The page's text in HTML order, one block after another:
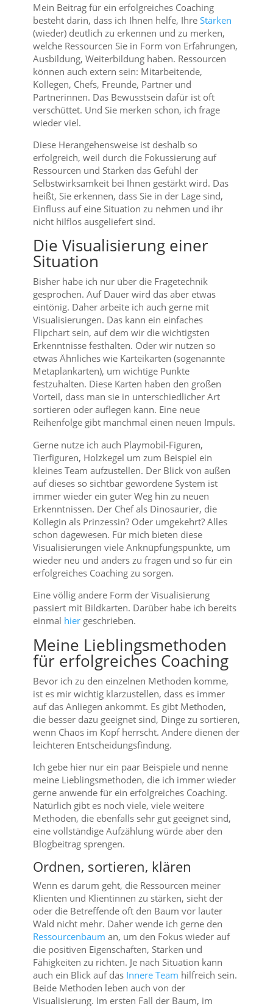
Mein Beitrag für ein erfolgreiches Coaching
besteht darin, dass ich Ihnen helfe, IhreStärken
(wieder) deutlich zu erkennen und zu merken,
welche Ressourcen Sie in Form von Erfahrungen,
Ausbildung, Weiterbildung haben. Ressourcen
können auch extern sein: Mitarbeitende,
Kollegen, Chefs, Freunde, Partner und
Partnerinnen. Das Bewusstsein dafür ist oft
verschüttet. Und Sie merken schon, ich frage
wieder viel.
Diese Herangehensweise ist deshalb so
erfolgreich, weil durch die Fokussierung auf
Ressourcen und Stärken das Gefühl der
Selbstwirksamkeit bei Ihnen gestärkt wird. Das
heißt, Sie erkennen, dass Sie in der Lage sind,
Einfluss auf eine Situation zu nehmen und ihr
nicht hilflos ausgeliefert sind.
Die Visualisierung einer
Situation
Bisher habe ich nur über die Fragetechnik
gesprochen. Auf Dauer wird das aber etwas
eintönig. Daher arbeite ich auch gerne mit
Visualisierungen. Das kann ein einfaches
Flipchart sein, auf dem wir die wichtigsten
Erkenntnisse festhalten. Oder wir nutzen so
etwas Ähnliches wie Karteikarten (sogenannte
Metaplankarten), um wichtige Punkte
festzuhalten. Diese Karten haben den großen
Vorteil, dass man sie in unterschiedlicher Art
sortieren oder auflegen kann. Eine neue
Reihenfolge gibt manchmal einen neuen Impuls.
Gerne nutze ich auch Playmobil-Figuren,
Tierfiguren, Holzkegel um zum Beispiel ein
kleines Team aufzustellen. Der Blick von außen
auf dieses so sichtbar gewordene System ist
immer wieder ein guter Weg hin zu neuen
Erkenntnissen. Der Chef als Dinosaurier, die
Kollegin als Prinzessin? Oder umgekehrt? Alles
schon dagewesen. Für mich bieten diese
Visualisierungen viele Anknüpfungspunkte, um
wieder neu und anders zu fragen und so für ein
erfolgreiches Coaching zu sorgen.
Eine völlig andere Form der Visualisierung
passiert mit Bildkarten. Darüber habe ich bereits
einmal hiergeschrieben.
Meine Lieblingsmethoden
für erfolgreiches Coaching
Bevor ich zu den einzelnen Methoden komme,
ist es mir wichtig klarzustellen, dass es immer
auf das Anliegen ankommt. Es gibt Methoden,
die besser dazu geeignet sind, Dinge zu sortieren,
wenn Chaos im Kopf herrscht. Andere dienen der
leichteren Entscheidungsfindung.
Ich gebe hier nur ein paar Beispiele und nenne
meine Lieblingsmethoden, die ich immer wieder
gerne anwende für ein erfolgreiches Coaching.
Natürlich gibt es noch viele, viele weitere
Methoden, die ebenfalls sehr gut geeignet sind,
eine vollständige Aufzählung würde aber den
Blogbeitrag sprengen.
Ordnen, sortieren, klären
Wenn es darum geht, die Ressourcen meiner
Klienten und Klientinnen zu stärken, sieht der
oder die Betreffende oft den Baum vor lauter
Wald nicht mehr. Daher wende ich gerne den
Ressourcenbaum an, um den Fokus wieder auf
die positiven Eigenschaften, Stärken und
Fähigkeiten zu richten. Je nach Situation kann
auch ein Blick auf das Innere Team hilfreich sein.
Beide Methoden leben auch von der
Visualisierung. Im ersten Fall der Baum, im